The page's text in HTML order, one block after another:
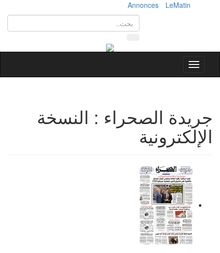
LeMatin
Annonces
Toggle
navigation
جريدة الصحراء : النسخة
الإلكترونية